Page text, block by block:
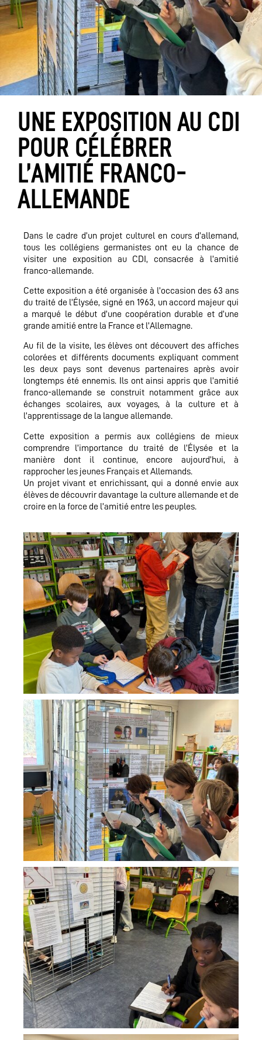
UNE EXPOSITION AU CDI
POUR CÉLÉBRER
L’AMITIÉ FRANCO-
ALLEMANDE
Dans le cadre d’un projet culturel en cours d’allemand,
tous les collégiens germanistes ont eu la chance de
visiter une exposition au CDI, consacrée à l’amitié
franco-allemande.
Cette exposition a été organisée à l’occasion des 63 ans
du traité de l’Élysée, signé en 1963, un accord majeur qui
a marqué le début d’une coopération durable et d’une
grande amitié entre la France et l’Allemagne.
Au fil de la visite, les élèves ont découvert des affiches
colorées et différents documents expliquant comment
les deux pays sont devenus partenaires après avoir
longtemps été ennemis. Ils ont ainsi appris que l’amitié
franco-allemande se construit notamment grâce aux
échanges scolaires, aux voyages, à la culture et à
l’apprentissage de la langue allemande.
Cette exposition a permis aux collégiens de mieux
comprendre l’importance du traité de l’Élysée et la
manière dont il continue, encore aujourd’hui, à
rapprocher les jeunes Français et Allemands.
Un projet vivant et enrichissant, qui a donné envie aux
élèves de découvrir davantage la culture allemande et de
croire en la force de l’amitié entre les peuples.